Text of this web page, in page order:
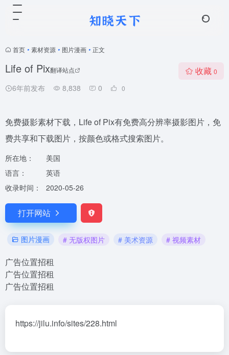
首页 • 素材资源 • 图片漫画 • 正文
Life of Pix翻译站点
6年前发布 8,838 0 0
收藏 0
免费摄影素材下载，Life of Pix有免费高分辨率摄影图片，免
费共享和下载图片，按颜色或格式搜索图片。
所在地：
美国
语言：
英语
收录时间：
2020-05-26
打开网站
图片漫画 # 无版权图片 # 美术资源 # 视频素材
广告位置招租
广告位置招租
广告位置招租
https://jilu.info/sites/228.html